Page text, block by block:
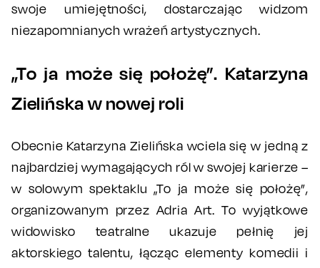
swoje umiejętności, dostarczając widzom
niezapomnianych wrażeń artystycznych.
„To ja może się położę”. Katarzyna
Zielińska w nowej roli
Obecnie Katarzyna Zielińska wciela się w jedną z
najbardziej wymagających ról w swojej karierze –
w solowym spektaklu „To ja może się położę”,
organizowanym przez Adria Art. To wyjątkowe
widowisko teatralne ukazuje pełnię jej
aktorskiego talentu, łącząc elementy komedii i